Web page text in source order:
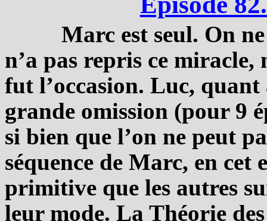
Marc est seul. On
n’a pas repris ce miracle,
fut l’occasion. Luc,
grande omission (pour 9
si bien que l’on ne peut
séquence de Marc, en cet
primitive que les autres
leur mode. La Théorie